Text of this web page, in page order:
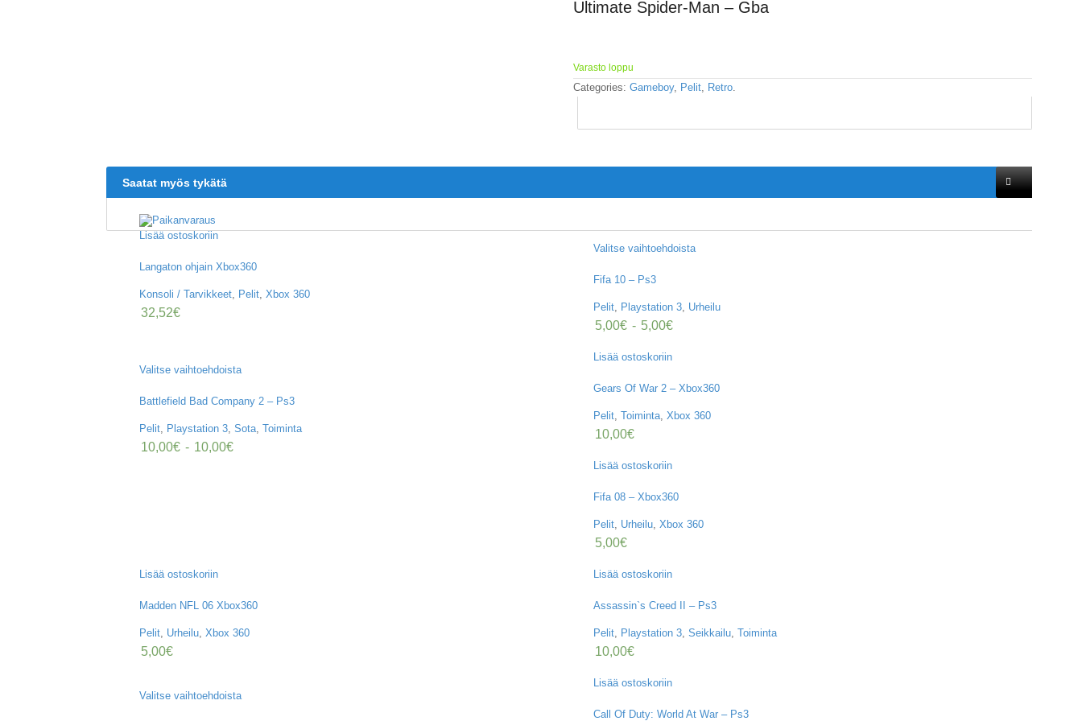
Ultimate Spider-Man – Gba
Varasto loppu
Categories: Gameboy, Pelit, Retro.
Saatat myös tykätä
Lisää ostoskoriin
Langaton ohjain Xbox360
Konsoli / Tarvikkeet, Pelit, Xbox 360
32,52€
Valitse vaihtoehdoista
Fifa 10 – Ps3
Pelit, Playstation 3, Urheilu
5,00€ - 5,00€
Valitse vaihtoehdoista
Battlefield Bad Company 2 – Ps3
Pelit, Playstation 3, Sota, Toiminta
10,00€ - 10,00€
Lisää ostoskoriin
Gears Of War 2 – Xbox360
Pelit, Toiminta, Xbox 360
10,00€
Lisää ostoskoriin
Fifa 08 – Xbox360
Pelit, Urheilu, Xbox 360
5,00€
Lisää ostoskoriin
Madden NFL 06 Xbox360
Pelit, Urheilu, Xbox 360
5,00€
Lisää ostoskoriin
Assassin`s Creed II – Ps3
Pelit, Playstation 3, Seikkailu, Toiminta
10,00€
Valitse vaihtoehdoista
Lisää ostoskoriin
Call Of Duty: World At War – Ps3